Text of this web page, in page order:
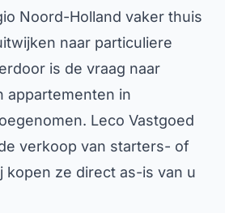
Noord-Holland vaker thuis
naar particuliere
is de vraag naar
appartementen in
Leco Vastgoed
verkoop van starters- of
kopen ze direct as-is van u